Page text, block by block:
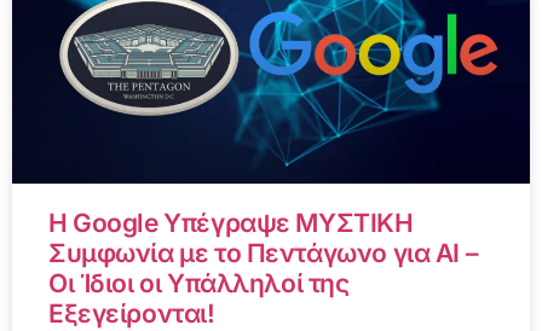
Η Google Υπέγραψε ΜΥΣΤΙΚΗ
Συμφωνία με το Πεντάγωνο για AI –
Οι Ίδιοι οι Υπάλληλοί της
Εξεγείρονται!